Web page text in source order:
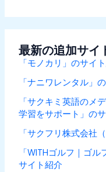
最新の追加サイ
「モノカリ」のサイ
「ナニワレンタル」
「サクキミ英語のメ
学習をサポート」の
「サクフリ株式会社
「WITHゴルフ｜ゴ
サイト紹介